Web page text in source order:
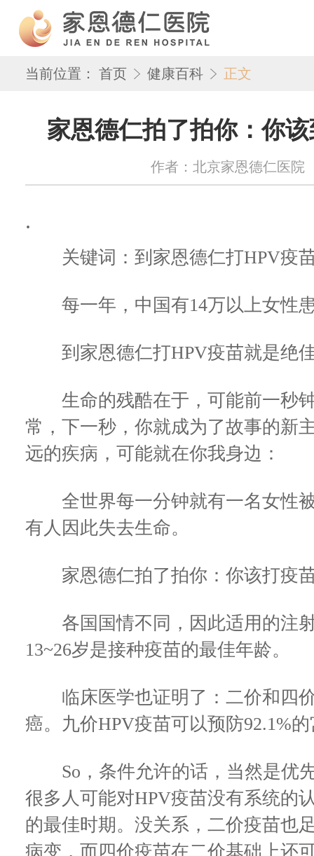
当前位置： 首页 健康百科 正文
家恩德仁拍了拍你：你
作者：北京家恩德仁医院
.
关键词：到家恩德仁打HPV疫
每一年，中国有14万以上女性
到家恩德仁打HPV疫苗就是绝
生命的残酷在于，可能前一秒钟
常，下一秒，你就成为了故事的新
远的疾病，可能就在你我身边：
全世界每一分钟就有一名女性被
有人因此失去生命。
家恩德仁拍了拍你：你该打疫苗
各国国情不同，因此适用的注射
13~26岁是接种疫苗的最佳年龄。
临床医学也证明了：二价和四价
癌。九价HPV疫苗可以预防92.1%
So，条件允许的话，当然是优
很多人可能对HPV疫苗没有系统的
的最佳时期。没关系，二价疫苗也
病变，而四价疫苗在二价基础上还